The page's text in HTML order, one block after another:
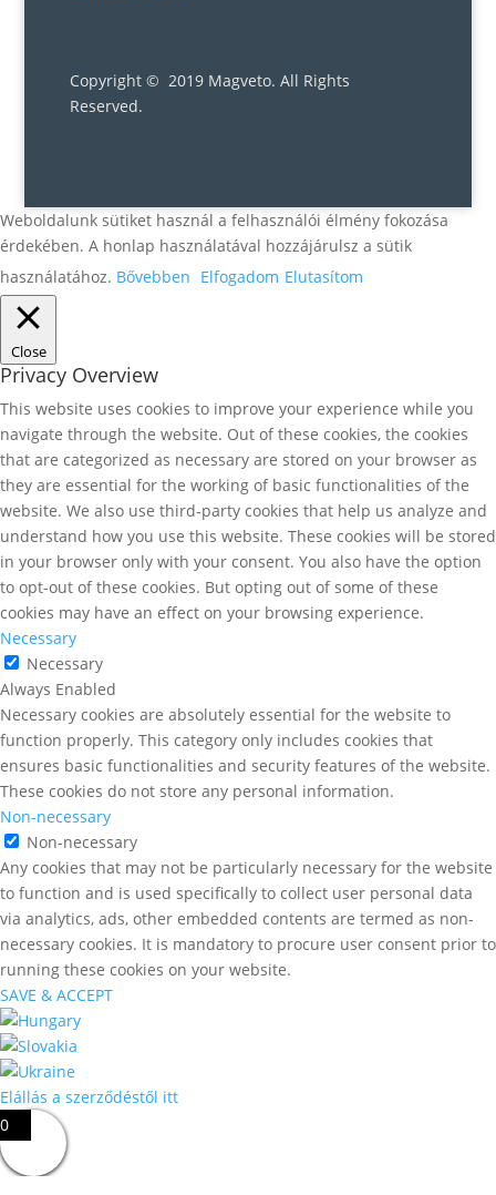
Copyright © 2019 Magveto. All Rights
Reserved.
Weboldalunk sütiket használ a felhasználói élmény fokozása
érdekében. A honlap használatával hozzájárulsz a sütik
használatához. Bővebben Elfogadom Elutasítom
Close
Privacy Overview
This website uses cookies to improve your experience while you
navigate through the website. Out of these cookies, the cookies
that are categorized as necessary are stored on your browser as
they are essential for the working of basic functionalities of the
website. We also use third-party cookies that help us analyze and
understand how you use this website. These cookies will be stored
in your browser only with your consent. You also have the option
to opt-out of these cookies. But opting out of some of these
cookies may have an effect on your browsing experience.
Necessary
Necessary
Always Enabled
Necessary cookies are absolutely essential for the website to
function properly. This category only includes cookies that
ensures basic functionalities and security features of the website.
These cookies do not store any personal information.
Non-necessary
Non-necessary
Any cookies that may not be particularly necessary for the website
to function and is used specifically to collect user personal data
via analytics, ads, other embedded contents are termed as non-
necessary cookies. It is mandatory to procure user consent prior to
running these cookies on your website.
SAVE & ACCEPT
Elállás a szerződéstől itt
0